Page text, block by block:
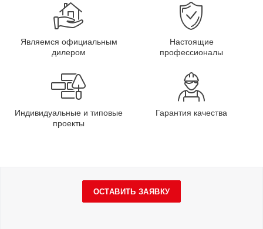
Являемся официальным
дилером
Настоящие
профессионалы
Индивидуальные и типовые
проекты
Гарантия качества
ОСТАВИТЬ ЗАЯВКУ